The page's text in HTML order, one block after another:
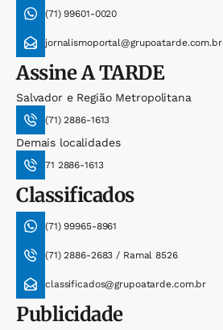
(71) 99601-0020
jornalismoportal@grupoatarde.com.br
AssineA TARDE
Salvador e Região Metropolitana
(71) 2886-1613
Demais localidades
71 2886-1613
Classificados
(71) 99965-8961
(71) 2886-2683 / Ramal 8526
classificados@grupoatarde.com.br
Publicidade